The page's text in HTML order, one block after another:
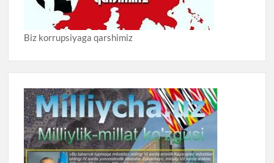
Biz korrupsiyaga qarshimiz